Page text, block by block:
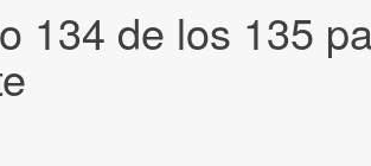
134 de los 135